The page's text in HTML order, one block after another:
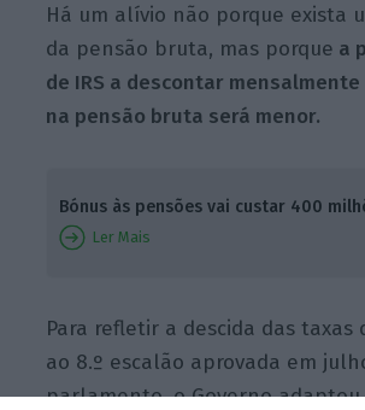
Há um alívio não porque exista
da pensão bruta, mas porque a
de IRS a descontar
na pensão bruta será menor.
Bónus às pensões vai custar 400
Ler Mais
Para refletir a descida das taxas
ao 8.º escalão aprovada em
parlamento, o Governo